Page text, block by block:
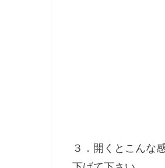
３．開くとこんな